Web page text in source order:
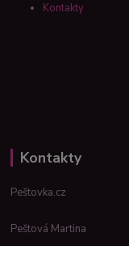
Kontakty
Kontakty
Peštovka.cz
Peštová Martina